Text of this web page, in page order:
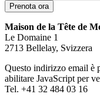
Maison de la Tête de
Le Domaine 1
2713 Bellelay, Svizzera
Questo indirizzo email è
abilitare JavaScript per
Tel. +41 32 484 03 16